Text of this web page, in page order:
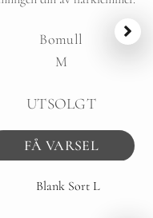
Bomull
M
UTSOLGT
FÅ VARSEL